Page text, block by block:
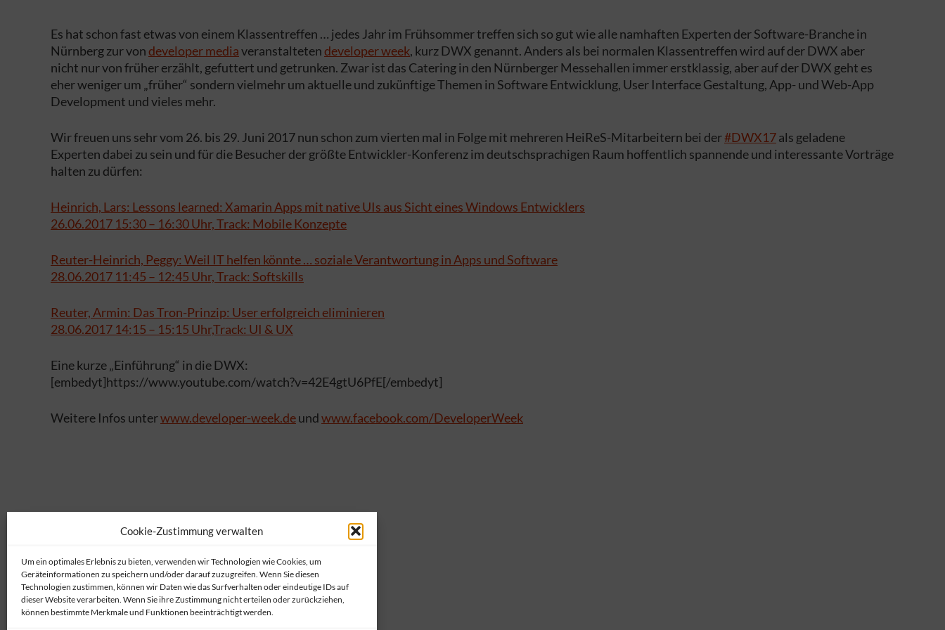
Cookie-Zustimmung verwalten
Um ein optimales Erlebnis zu bieten, verwenden wir Technologien wie Cookies, um
Geräteinformationen zu speichern und/oder darauf zuzugreifen. Wenn Sie diesen
Technologien zustimmen, können wir Daten wie das Surfverhalten oder eindeutige IDs auf
dieser Website verarbeiten. Wenn Sie ihre Zustimmung nicht erteilen oder zurückziehen,
können bestimmte Merkmale und Funktionen beeinträchtigt werden.
Es hat schon fast etwas von einem Klassentreffen … jedes Jahr im Frühsommer treffen sich so gut wie alle namhaften Experten der Software-Branche in
Nürnberg zur vondeveloper mediaveranstaltetendeveloper week, kurz DWX genannt. Anders als bei normalen Klassentreffen wird auf der DWX aber
nicht nur von früher erzählt, gefuttert und getrunken. Zwar ist das Catering in den Nürnberger Messehallen immer erstklassig, aber auf der DWX geht es
eher weniger um „früher“ sondern vielmehr um aktuelle und zukünftige Themen in Software Entwicklung, User Interface Gestaltung, App- und Web-App
Development und vieles mehr.
Wir freuen uns sehr vom 26. bis 29. Juni 2017 nun schon zum vierten mal in Folge mit mehreren HeiReS-Mitarbeitern bei der#DWX17als geladene
Experten dabei zu sein und für die Besucher der größte Entwickler-Konferenz im deutschsprachigen Raum hoffentlich spannende und interessante Vorträge
halten zu dürfen:
Heinrich, Lars: Lessons learned: Xamarin Apps mit native UIs aus Sicht eines Windows Entwicklers
26.06.2017 15:30 – 16:30 Uhr, Track: Mobile Konzepte
Reuter-Heinrich, Peggy: Weil IT helfen könnte … soziale Verantwortung in Apps und Software
28.06.2017 11:45 – 12:45 Uhr, Track: Softskills
Reuter, Armin: Das Tron-Prinzip: User erfolgreich eliminieren
28.06.2017 14:15 – 15:15 Uhr,Track: UI & UX
Eine kurze „Einführung“ in die DWX:
[embedyt]https://www.youtube.com/watch?v=42E4gtU6PfE[/embedyt]
Weitere Infos unterwww.developer-week.deundwww.facebook.com/DeveloperWeek